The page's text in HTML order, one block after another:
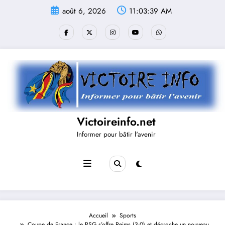
août 6, 2026 11:03:40 AM
Victoireinfo.net
Informer pour bâtir l'avenir
Accueil
Sports